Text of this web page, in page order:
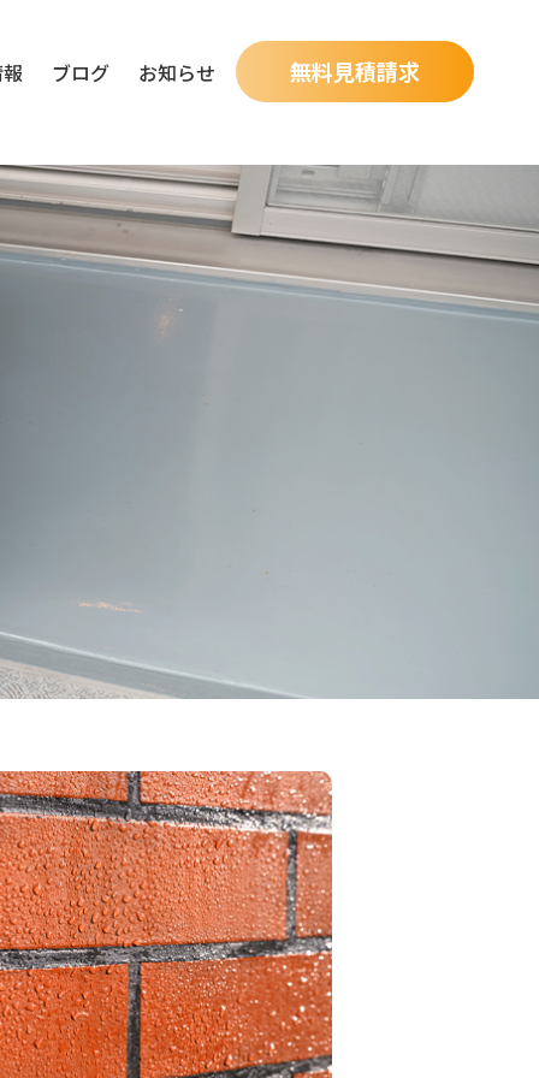
ブログ お知らせ 無料見積請求